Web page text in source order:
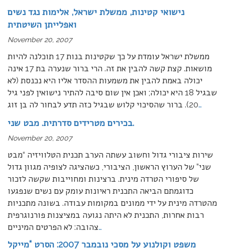
נישואי קטינות, ממשלת ישראל, אלימות נגד נשים
ואפלייתן השיטתית
November 20, 2007
ממשלת ישראל עומדת על כך שקטינות בנות 17 תוכלנה להיות
מושאות. קצת קשה להבין את זה. הרי ברור שנערה בת 17 אינה
יכולה באמת להבין את משמעות ההסדר אליו היא נכנסת (לא
שבגיל 18 היא יכולה; ואכן אין שום סיבה להתיר נישואין לפני גיל
20). ברור שהסיכוי קלוש שבגיל כזה תדע לבחור לה בן זוג…
בכירים מטרידים סדרתית. מבט שני.
November 20, 2007
שירות ציבורי גדול וחשוב עשתה הערב תכנית הטלוויזיה “מבט
שני” של הערוץ הראשון, הציבורי, כשהציגה לצופיה מגוון גדול
של סיפורי הטרדה מינית. ברצינות ומחוייבות שקשה לזכור
כדוגמתם הביאה התכנית ראיונות עומק עם נשים שנפגעו
מהטרדה מינית על ידי ממונים במקומות עבודה. בשונה מתכניות
רבות אחרות, התכנית לא היתה נגועה במציצנות פורנוגרפית
צהובה: לא הפרטים המיניים…
משפט וקולנוע על מסכי נובמבר 2007: הסרט “מייקל